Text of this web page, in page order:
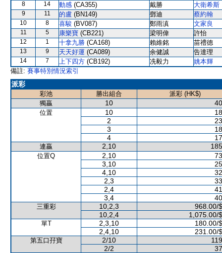
8 14 動感 (CA355) 戴勝 大衛希斯
9 11 的盧 (BN149) 鄧迪 蔡約翰
10 8 喜駿 (BV087) 鄭雨滇 文家良
11 5 康樂寶 (CB221) 梁明偉 許怡
12 1 十拿九勝 (CA168) 賴維銘 苗禮德
13 9 天天好運 (CA089) 余健誠 告達理
14 7 上下四方 (CB192) 冼毅力
姚本輝
備註: 賽事特別情況索引
派彩
彩池 勝出組合
派彩 (HK$)
獨贏
10
位置 10
2
3
4
連贏 2,10
位置Q 2,10
3,10
4,10
2,3
2,4
3,4
三重彩 10,2,3
968.00/
10,2,4
1,075.00/
單T 2,3,10
180.00/
2,4,10
231.00/
第五口孖寶 2/10
2/2